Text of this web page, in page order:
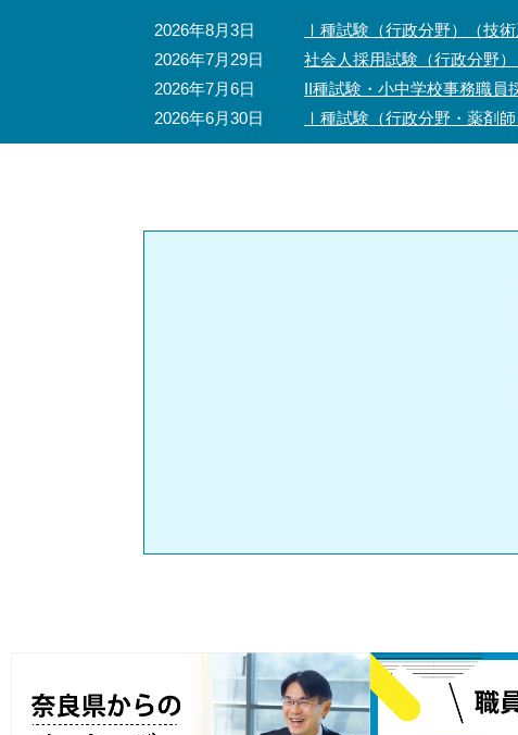
2026年8月3日
Ⅰ種試験（行政分野）（技
2026年7月29日
社会人採用試験（行政分野
2026年7月6日
II種試験・小中学校事務職員
2026年6月30日
Ⅰ種試験（行政分野・薬剤